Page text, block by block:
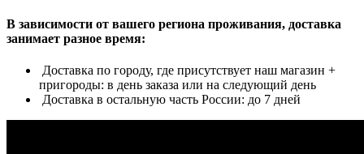
В зависимости от вашего региона проживания, доставка
занимает разное время:
Доставка по городу, где присутствует наш магазин +
пригороды: в день заказа или на следующий день
Доставка в остальную часть России: до 7 дней